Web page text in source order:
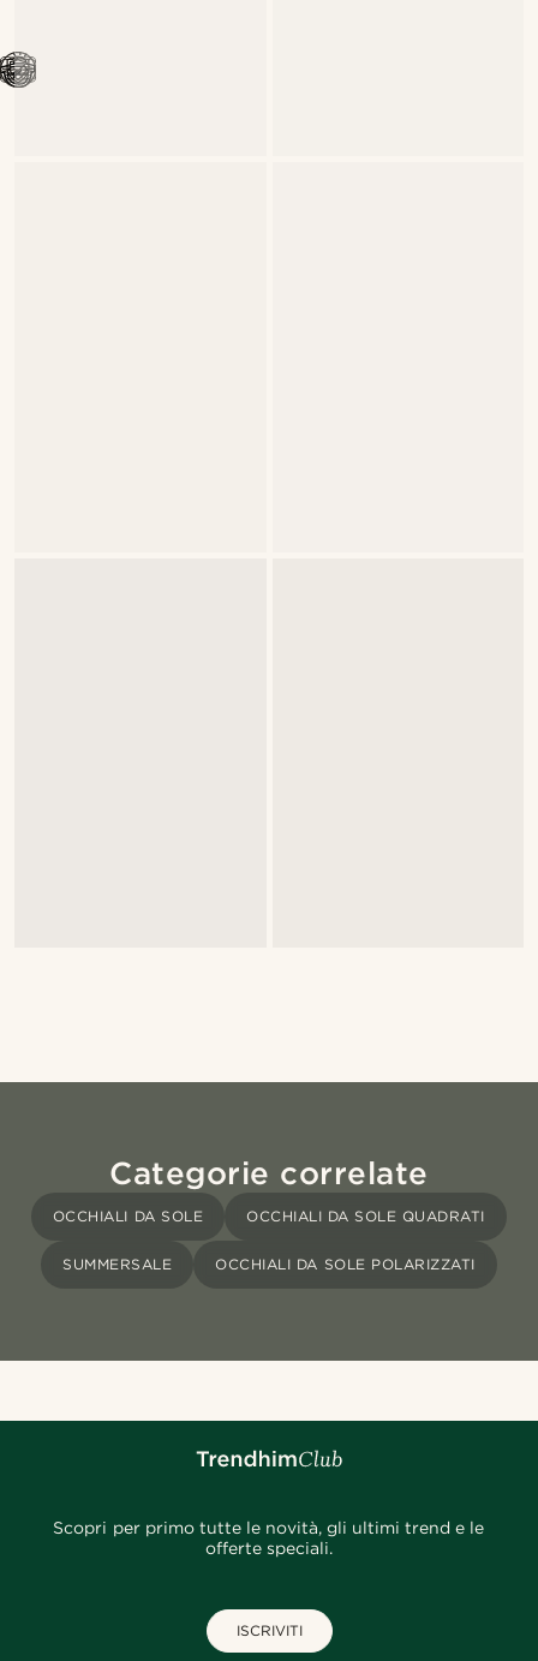
Categorie correlate
OCCHIALI DA SOLE OCCHIALI DA SOLE QUADRATI
SUMMERSALE OCCHIALI DA SOLE POLARIZZATI
Scopri per primo tutte le novità, gli ultimi trend e le
offerte speciali.
ISCRIVITI